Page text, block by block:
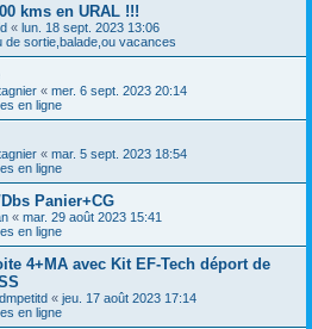
kms en URAL !!!
« lun. 18 sept. 2023 13:06
de sortie,balade,ou vacances
« mer. 6 sept. 2023 20:14
en ligne
« mar. 5 sept. 2023 18:54
en ligne
Panier+CG
« mar. 29 août 2023 15:41
en ligne
4+MA avec Kit EF-Tech déport de
« jeu. 17 août 2023 17:14
en ligne